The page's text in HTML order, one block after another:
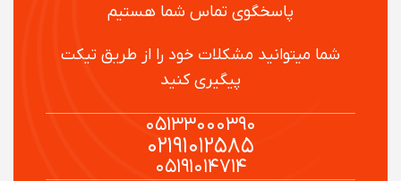
پاسخگوی تماس شما هستیم
شما میتوانید مشکلات خود را از طریق تیکت
پیگیری کنید
۰۵۱۳۳۰۰۰۳۹۰
۰۲۱۹۱۰۱۲۵۸۵
۰۵۱۹۱۰۱۴۷۱۴